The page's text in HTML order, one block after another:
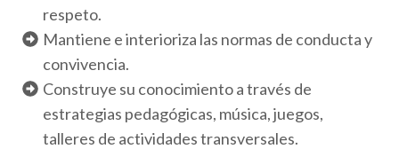
respeto.
Mantiene e interioriza las normas de conducta y
convivencia.
Construye su conocimiento a través de
estrategias pedagógicas, música, juegos,
talleres de actividades transversales.